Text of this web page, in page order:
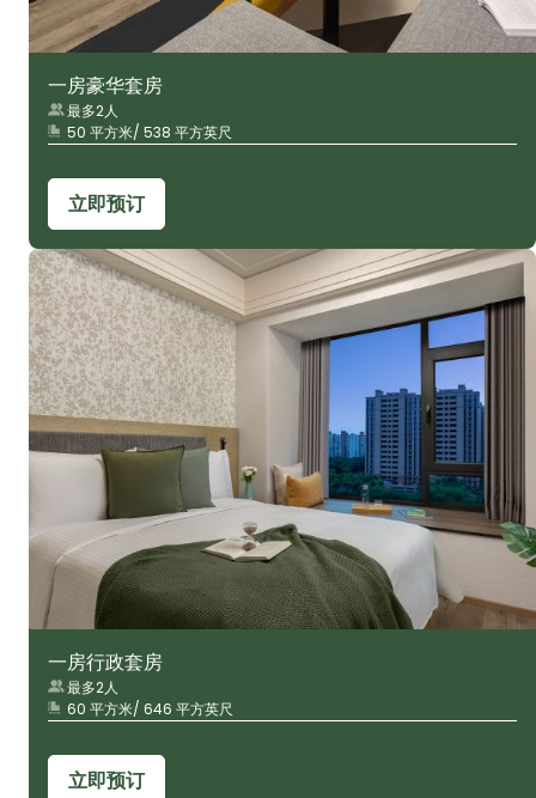
一房豪华套房
最多2人
50 平方米/ 538 平方英尺
立即预订
一房行政套房
最多2人
60 平方米/ 646 平方英尺
立即预订